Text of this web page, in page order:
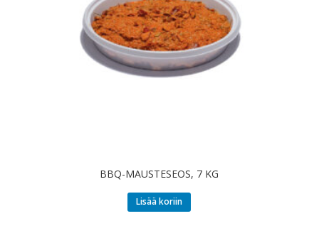
BBQ-MAUSTESEOS, 7 KG
Lisää koriin